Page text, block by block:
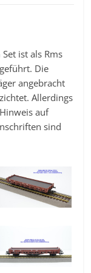
ist als Rms
Die
angebracht
Allerdings
auf
sind